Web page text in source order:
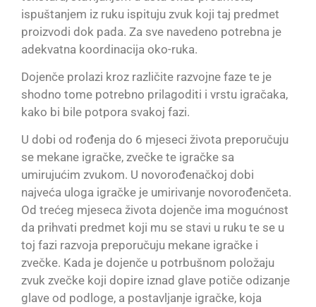
ispuštanjem iz ruku ispituju zvuk koji taj predmet
proizvodi dok pada. Za sve navedeno potrebna je
adekvatna koordinacija oko-ruka.
Dojenče prolazi kroz različite razvojne faze te je
shodno tome potrebno prilagoditi i vrstu igračaka,
kako bi bile potpora svakoj fazi.
U dobi od rođenja do 6 mjeseci života preporučuju
se mekane igračke, zvečke te igračke sa
umirujućim zvukom. U novorođenačkoj dobi
najveća uloga igračke je umirivanje novorođenčeta.
Od trećeg mjeseca života dojenče ima mogućnost
da prihvati predmet koji mu se stavi u ruku te se u
toj fazi razvoja preporučuju mekane igračke i
zvečke. Kada je dojenče u potrbušnom položaju
zvuk zvečke koji dopire iznad glave potiče odizanje
glave od podloge, a postavljanje igračke, koja